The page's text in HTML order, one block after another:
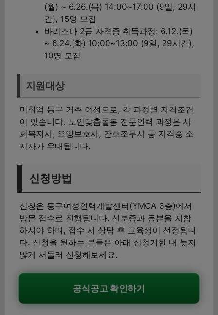
(월) ~ 6.26.(목) 14:00~17:00 (9일, 29시
간), 15명 모집
바리스타 2급 자격증 취득과정: 6.12.(목)
~ 6.24.(화) 10:00~13:00 (9일, 29시간),
10명 모집
지원대상
미취업 동구 거주 여성으로, 각 과정별 자격조건
이 있습니다. 노인맞춤돌봄 전문인력 과정은 사
회복지사, 요양보호사, 간호조무사 등 자격증 소
지자가 우대됩니다.
신청방법
신청은 동구여성인력개발센터(YMCA 3층)에서
방문 접수로 진행됩니다. 신분증과 등본을 지참
하셔야 하며, 접수 시 상담 후 교육생이 선정됩니
다. 신청을 원하는 분들은 아래 신청기한 내 늦지
않게 서둘러 신청해보세요.
공식공고 확인하기